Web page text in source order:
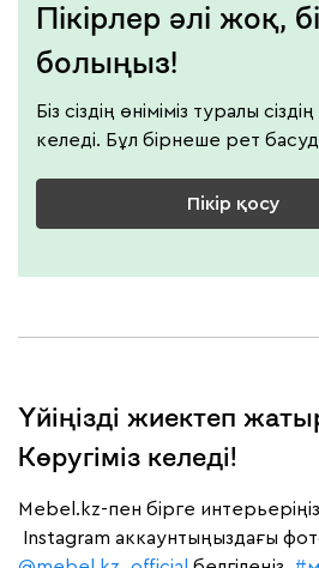
Пікірлер әлі жоқ,
болыңыз!
Біз сіздің өніміміз туралы сіздің
келеді. Бұл бірнеше рет
Пікір қосу
Үйіңізді жиектеп
Көругіміз келеді!
Mebel.kz-пен бірге
Instagram аккаунтыңыздағы